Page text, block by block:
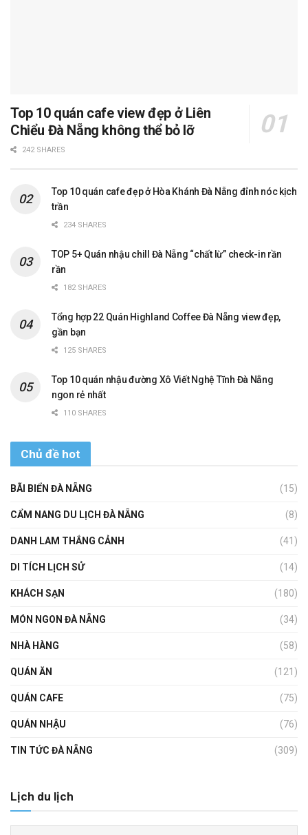
Top 10 quán cafe view đẹp ở Liên
Chiểu Đà Nẵng không thể bỏ lỡ
242 SHARES
Top 10 quán cafe đẹp ở Hòa Khánh Đà Nẵng đỉnh nóc kịch
trần
234 SHARES
TOP 5+ Quán nhậu chill Đà Nẵng “chất lừ” check-in rần
rần
182 SHARES
Tổng hợp 22 Quán Highland Coffee Đà Nẵng view đẹp,
gần bạn
125 SHARES
Top 10 quán nhậu đường Xô Viết Nghệ Tĩnh Đà Nẵng
ngon rẻ nhất
110 SHARES
Chủ đề hot
BÃI BIỂN ĐÀ NẴNG (15)
CẨM NANG DU LỊCH ĐÀ NẴNG (8)
DANH LAM THẮNG CẢNH (41)
DI TÍCH LỊCH SỬ (14)
KHÁCH SẠN (180)
MÓN NGON ĐÀ NẴNG (34)
NHÀ HÀNG (58)
QUÁN ĂN (121)
QUÁN CAFE (75)
QUÁN NHẬU (76)
TIN TỨC ĐÀ NẴNG (309)
Lịch du lịch